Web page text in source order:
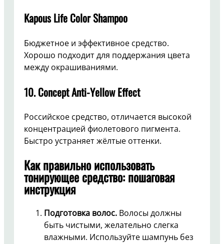
Kapous Life Color Shampoo
Бюджетное и эффективное средство.
Хорошо подходит для поддержания цвета
между окрашиваниями.
10.Concept Anti-Yellow Effect
Российское средство, отличается высокой
концентрацией фиолетового пигмента.
Быстро устраняет жёлтые оттенки.
Как правильно использовать
тонирующее средство: пошаговая
инструкция
Подготовка волос. Волосы должны
быть чистыми, желательно слегка
влажными. Используйте шампунь без